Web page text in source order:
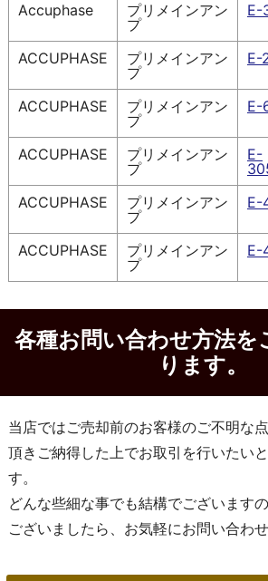
Accuphase
プリメインアン
プ
E-
ACCUPHASE
プリメインアン
プ
E-
ACCUPHASE
プリメインアン
プ
E-
ACCUPHASE
プリメインアン
プ
E-
ACCUPHASE
プリメインアン
プ
E-
ACCUPHASE
プリメインアン
プ
E-
各種お問い合わせ方法を
ります。
当店ではご売却前のお客様のご不明な
頂きご納得した上でお取引を行いたい
す。
どんな些細な事でも結構でございます
ございましたら、お気軽にお問い合わせ